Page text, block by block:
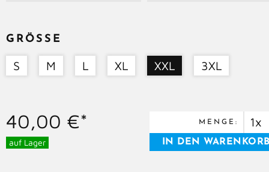
GRÖSSE
S M L XL XXL 3XL
40,00 €*
auf Lager
MENGE: